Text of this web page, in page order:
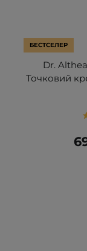
БЕСТСЕЛЕР
Dr.
Точковий